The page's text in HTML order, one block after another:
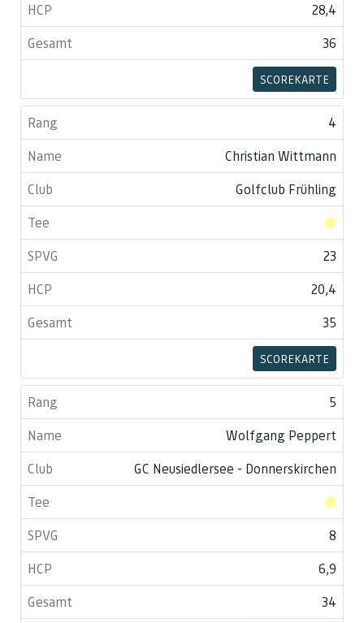
28,4
36
SCOREKARTE
4
Christian Wittmann
Golfclub Frühling
23
20,4
35
SCOREKARTE
5
Wolfgang Peppert
GC Neusiedlersee - Donnerskirchen
8
6,9
34